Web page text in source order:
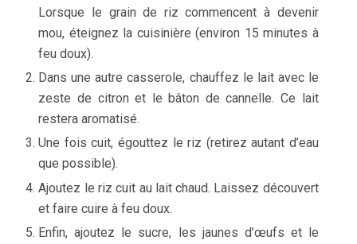
Lorsque le grain de riz commencent à devenir
mou, éteignez la cuisinière (environ 15 minutes à
feu doux).
Dans une autre casserole, chauffez le lait avec le
zeste de citron et le bâton de cannelle. Ce lait
restera aromatisé.
Une fois cuit, égouttez le riz (retirez autant d’eau
que possible).
Ajoutez le riz cuit au lait chaud. Laissez découvert
et faire cuire à feu doux.
Enfin, ajoutez le sucre, les jaunes d’œufs et le